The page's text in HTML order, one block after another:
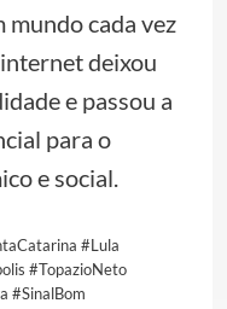
mundo cada vez
deixou
e passou a
para o
e social.
#Lula
#TopazioNeto
#SinalBom